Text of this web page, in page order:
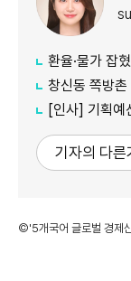
환율·물가 잡
창신동 쪽방
[인사] 기획예
기자의 다른
©'5개국어 글로벌 경제